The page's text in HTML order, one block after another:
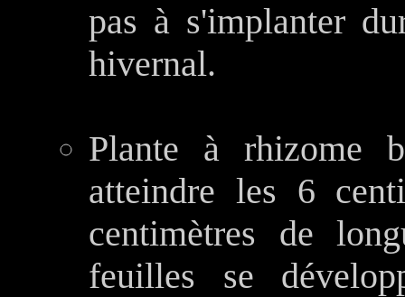
pas à s'implanter
hivernal.
Plante à rhizome
atteindre les 6
centimètres de
feuilles se